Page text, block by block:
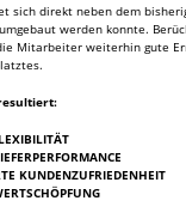
sich direkt neben dem
werden konnte.
Mitarbeiter weiterhin gute
KUNDENZUFRIEDENHEIT